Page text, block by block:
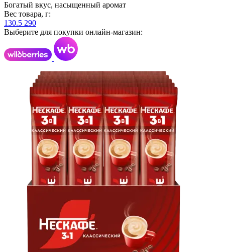
Богатый вкус, насыщенный аромат
Вес товара, г:
130.5 290
Выберите для покупки онлайн-магазин: